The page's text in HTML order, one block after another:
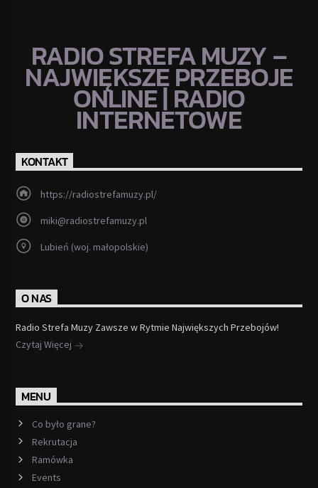
RADIO STREFA MUZY –
NAJWIĘKSZE PRZEBOJE
ONLINE | RADIO
INTERNETOWE
KONTAKT
https://radiostrefamuzy.pl/
miki@radiostrefamuzy.pl
Lubień (woj. małopolskie)
O NAS
Radio Strefa Muzy Zawsze w Rytmie Największych Przebojów!
Czytaj Więcej
MENU
Co było grane?
Rekrutacja
Ramówka
Events